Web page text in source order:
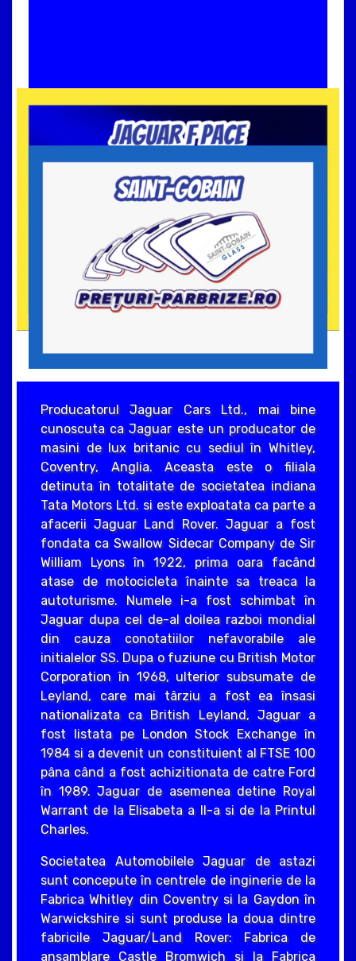
Producatorul Jaguar Cars Ltd., mai bine
cunoscuta ca Jaguar este un producator de
masini de lux britanic cu sediul în Whitley,
Coventry, Anglia. Aceasta este o filiala
detinuta în totalitate de societatea indiana
Tata Motors Ltd. si este exploatata ca parte a
afacerii Jaguar Land Rover. Jaguar a fost
fondata ca Swallow Sidecar Company de Sir
William Lyons în 1922, prima oara facând
atase de motocicleta înainte sa treaca la
autoturisme. Numele i-a fost schimbat în
Jaguar dupa cel de-al doilea razboi mondial
din cauza conotatiilor nefavorabile ale
initialelor SS. Dupa o fuziune cu British Motor
Corporation în 1968, ulterior subsumate de
Leyland, care mai târziu a fost ea însasi
nationalizata ca British Leyland, Jaguar a
fost listata pe London Stock Exchange în
1984 si a devenit un constituient al FTSE 100
pâna când a fost achizitionata de catre Ford
în 1989. Jaguar de asemenea detine Royal
Warrant de la Elisabeta a II-a si de la Printul
Charles.
Societatea Automobilele Jaguar de astazi
sunt concepute în centrele de inginerie de la
Fabrica Whitley din Coventry si la Gaydon în
Warwickshire si sunt produse la doua dintre
fabricile Jaguar/Land Rover: Fabrica de
ansamblare Castle Bromwich si la Fabrica